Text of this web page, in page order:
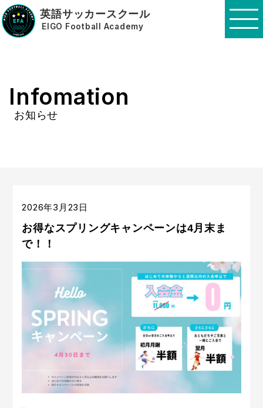
英語サッカースクール
EIGO Football Academy
Infomation
お知らせ
2026年3月23日
お得なスプリングキャンペーンは4月末ま
で！！